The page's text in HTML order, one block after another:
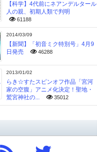
【科学】4代前にネアンデルタール
人の親、初期人類で判明
61188
2014/03/09
【新聞】「初音ミク特別号」4月9
日発売
46288
2013/01/02
らき☆すたスピンオフ作品「宮河
家の空腹」アニメ化決定！聖地・
鷲宮神社の...
35012